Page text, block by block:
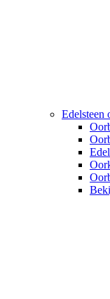
Edelsteen